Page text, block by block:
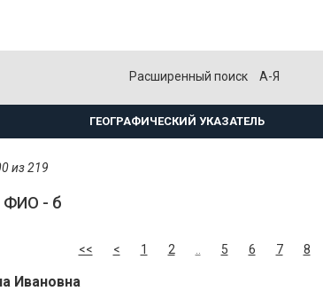
Расширенный поиск А-Я
ГЕОГРАФИЧЕСКИЙ УКАЗАТЕЛЬ
из 219
ФИО - б
<< < 1 2 5 6 7 8
Ивановна